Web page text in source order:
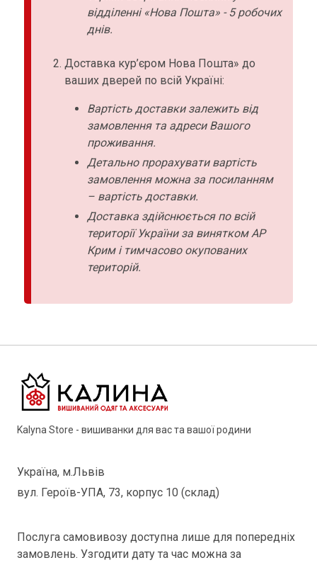
відділенні «Нова Пошта» - 5 робочих
днів.
Доставка кур’єром Нова Пошта» до
ваших дверей по всій Україні:
Вартість доставки залежить від
замовлення та адреси Вашого
проживання.
Детально прорахувати вартість
замовлення можна за посиланням
– вартість доставки.
Доставка здійснюється по всій
території України за винятком АР
Крим і тимчасово окупованих
територій.
Kalyna Store - вишиванки для вас та вашої родини
Україна, м.Львів
вул. Героїв-УПА, 73, корпус 10 (склад)
Послуга самовивозу доступна лише для попередніх
замовлень. Узгодити дату та час можна за